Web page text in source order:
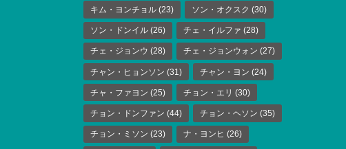
キム・ヨンチョル (23) ソン・オクスク (30)
ソン・ドンイル (26) チェ・イルファ (28)
チェ・ジョンウ (28) チェ・ジョンウォン (27)
チャン・ヒョンソン (31) チャン・ヨン (24)
チャ・ファヨン (25) チョン・エリ (30)
チョン・ドンファン (44) チョン・ヘソン (35)
チョン・ミソン (23) ナ・ヨンヒ (26)